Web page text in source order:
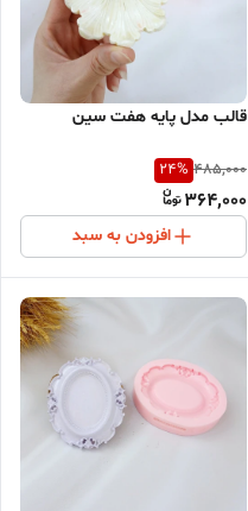
قالب مدل پایه هفت سین
485,000
24%
364,000
افزودن به سبد